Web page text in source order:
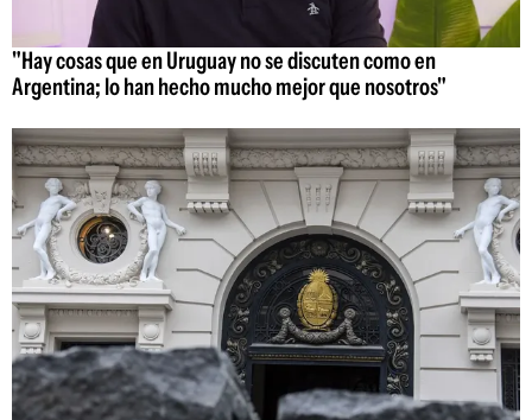
"Hay cosas que en Uruguay no se discuten como en
Argentina; lo han hecho mucho mejor que nosotros"